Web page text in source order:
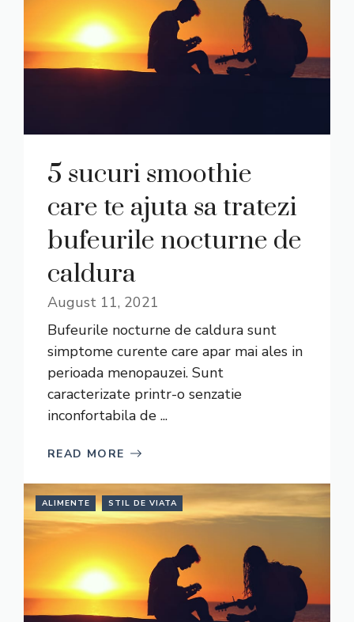
5 sucuri smoothie
care te ajuta sa tratezi
bufeurile nocturne de
caldura
August 11, 2021
Bufeurile nocturne de caldura sunt
simptome curente care apar mai ales in
perioada menopauzei. Sunt
caracterizate printr-o senzatie
inconfortabila de ...
READ MORE
ALIMENTE STIL DE VIATA